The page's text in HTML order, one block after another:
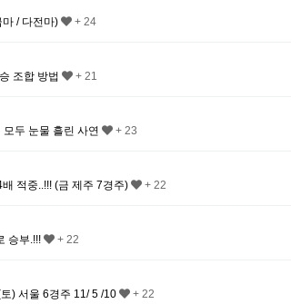
/ 다전마)
+ 24
조합 방법
+ 21
두 눈물 흘린 사연
+ 23
적중..!!! (금 제주 7경주)
+ 22
승부.!!!
+ 22
) 서울 6경주 11/ 5 /10
+ 22